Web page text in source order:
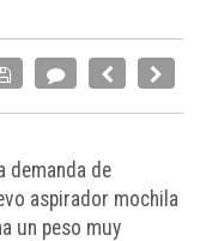
demanda de
aspirador mochila
un peso muy